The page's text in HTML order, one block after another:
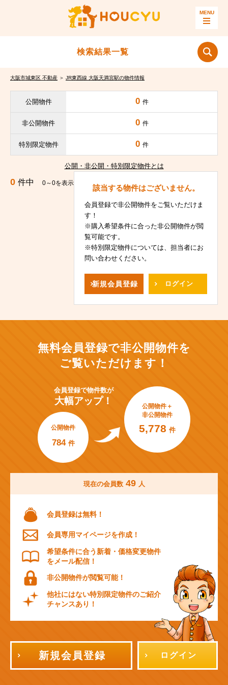
検索結果一覧
大阪市城東区 不動産 ＞ JR東西線 大阪天満宮駅の物件情報
公開物件 0 件
非公開物件 0 件
特別限定物件 0 件
公開・非公開・特別限定物件とは
0 件中 0～0を表示
該当する物件はございません。
会員登録で非公開物件をご覧いただけま
す！
※購入希望条件に合った非公開物件が閲
覧可能です。
※特別限定物件については、担当者にお
問い合わせください。
新規会員登録 ログイン
無料会員登録で非公開物件を
ご覧いただけます！
会員登録で物件数が
大幅アップ！
公開物件
784 件
公開物件＋
非公開物件
5,778 件
現在の会員数 49 人
会員登録は無料！
会員専用マイページを作成！
希望条件に合う新着・価格変更物件
をメール配信！
非公開物件が閲覧可能！
他社にはない特別限定物件のご紹介
チャンスあり！
新規会員登録 ログイン